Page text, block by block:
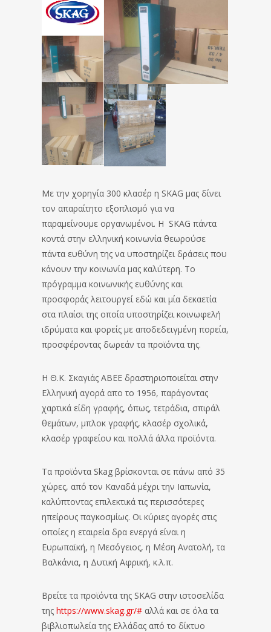
Με την χορηγία 300 κλασέρ η SKAG μας δίνει
τον απαραίτητο εξοπλισμό για να
παραμείνουμε οργανωμένοι. Η SKAG πάντα
κοντά στην ελληνική κοινωνία θεωρούσε
πάντα ευθύνη της να υποστηρίζει δράσεις που
κάνουν την κοινωνία μας καλύτερη. Το
πρόγραμμα κοινωνικής ευθύνης και
προσφοράς λειτουργεί εδώ και μία δεκαετία
στα πλαίσι της οποία υποστηρίζει κοινωφελή
ιδρύματα και φορείς με αποδεδειγμένη πορεία,
προσφέροντας δωρεάν τα προϊόντα της.
Η Θ.Κ. Σκαγιάς ΑΒΕΕ δραστηριοποιείται στην
Ελληνική αγορά απο το 1956, παράγοντας
χαρτικά είδη γραφής, όπως, τετράδια, σπιράλ
θεμάτων, μπλοκ γραφής, κλασέρ σχολικά,
κλασέρ γραφείου και πολλά άλλα προϊόντα.
Τα προϊόντα Skag βρίσκονται σε πάνω από 35
χώρες, από τον Καναδά μέχρι την Ιαπωνία,
καλύπτοντας επιλεκτικά τις περισσότερες
ηπείρους παγκοσμίως. Οι κύριες αγορές στις
οποίες η εταιρεία δρα ενεργά είναι η
Ευρωπαϊκή, η Μεσόγειος, η Μέση Ανατολή, τα
Βαλκάνια, η Δυτική Αφρική, κ.λ.π.
Βρείτε τα προϊόντα της SKAG στην ιστοσελίδα
της https://www.skag.gr/# αλλά και σε όλα τα
βιβλιοπωλεία της Ελλάδας από το δίκτυο